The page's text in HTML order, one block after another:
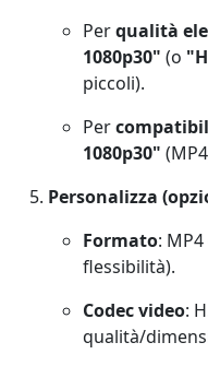
Perqualità
1080p30" (o
piccoli).
Per
1080p30"
Personalizza
Formato:
flessibilità).
Codec video:
qualità/